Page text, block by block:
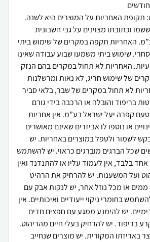
תקופת האחריות על המוצרים היא לשנה.
וכתובתו מצוינים על גבי חשבונית
האחריות תקפה במקרים של שימוש ביתי
שימוש ביתי משמעו שבוע עבודה שאינו
שבועיות. האחריות לא תחול במקרים בהם הנזק
של שימוש חריג, לא נאות ומרשלנות
לא תחול במקרים של שבר, בלאי סביר
בריפוד והובלה או הרכבה בידי גורם
קפרה יעל ישראל בע”מ. אין אחריות
או נוספו לו אביזרים שאינם מאושרים
לשמור ולטפל במוצרים באחריות. יש
אחת ל-3 חודשים שכל הברגים מוברגים כראוי. יש להשתמש
בלבד, אין לעמוד עליו או להתנדנד ואין
ועל המשענות. יש להרחיק את הרהיט
או מכל נוזל אחר, יש לנקות אבק עם
בחומרי ניקוי ייעודיים ואיכותיים. אין
יש להימנע ממגע עם חפצים חדים
בריפוד. יש להרחיק בעלי חיים מהריהוט.
באריזתו המקורית. יש מוצרים שנחייב